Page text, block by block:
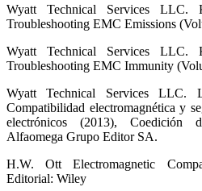
Wyatt Technical Services LLC.
Troubleshooting EMC Emissions
Wyatt Technical Services LLC.
Troubleshooting EMC Immunity
Wyatt Technical Services LLC.
Compatibilidad electromagnética y
electrónicos (2013),
Alfaomega Grupo Editor SA.
H.W. Ott Electromagnetic
Editorial: Wiley